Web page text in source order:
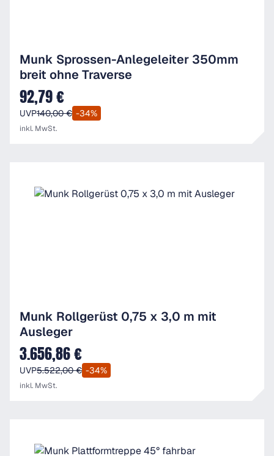
Munk Sprossen-Anlegeleiter 350mm
breit ohne Traverse
Verkaufspreis:
92,79 €
UVP140,00 € -34%
inkl. MwSt.
Munk Rollgerüst 0,75 x 3,0 m mit
Ausleger
Verkaufspreis:
3.656,86 €
UVP5.522,00 € -34%
inkl. MwSt.